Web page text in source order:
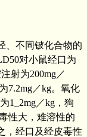
、不同铍化合物的
对小鼠经口为
射为200mg／
7.2mg／kg。氧化
1_2mg／kg，狗
性大，难溶性的
，经口及经皮毒性